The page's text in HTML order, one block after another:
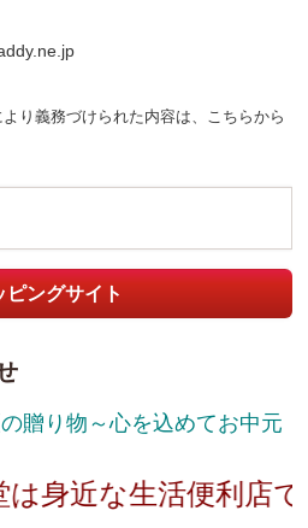
り義務づけられた内容は、 こちらから
ピングサイト
贈り物～心を込めてお中元
身近な生活便利店で